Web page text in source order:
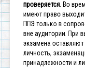
проверяется. Во
имеют право
ППЭ только в
вне аудитории. При
экзамена
личность,
принадлежности и